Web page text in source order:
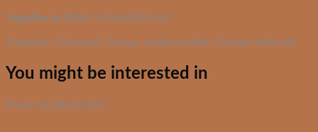
YogaWorks ISIN : US9860051062
Titelbild: Christoph Thoma, weiteres Bild: Pauline Willrodt
You might be interested in
Posts for BUSINESS